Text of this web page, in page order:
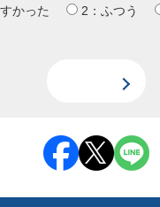
かった
2：ふつう